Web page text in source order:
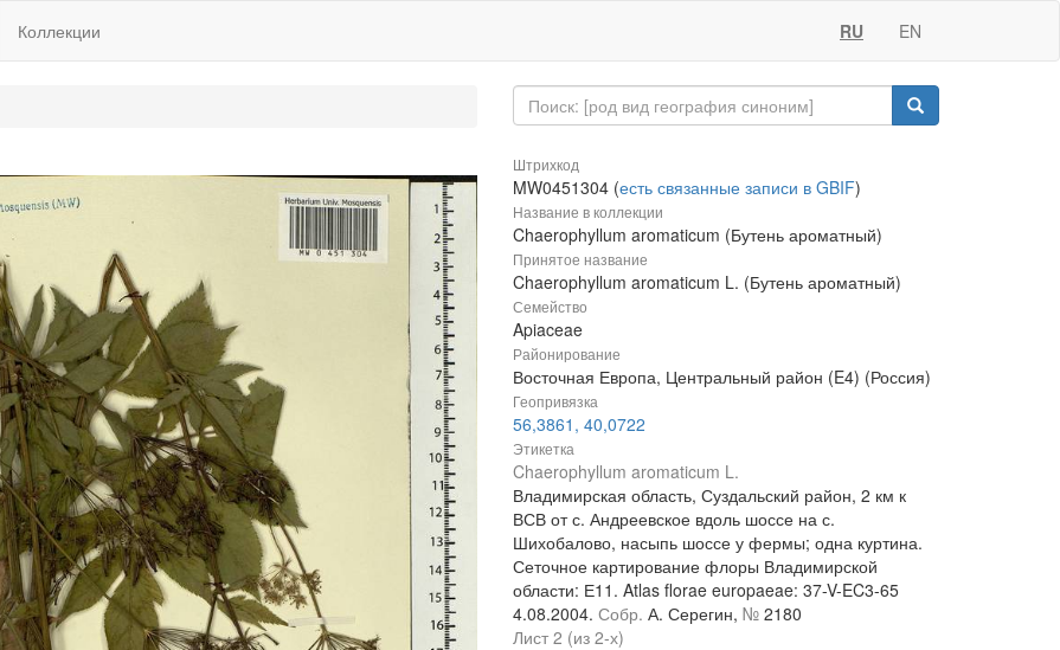
Коллекции RU EN
Штрихкод
MW0451304 (есть связанные записи в GBIF)
Название в коллекции
Chaerophyllum aromaticum (Бутень ароматный)
Принятое название
Chaerophyllum aromaticum L. (Бутень ароматный)
Семейство
Apiaceae
Районирование
Восточная Европа, Центральный район (E4) (Россия)
Геопривязка
56,3861, 40,0722
Этикетка
Chaerophyllum aromaticum L.
Владимирская область, Суздальский район, 2 км к
ВСВ от с. Андреевское вдоль шоссе на с.
Шихобалово, насыпь шоссе у фермы; одна куртина.
Сеточное картирование флоры Владимирской
области: Е11. Atlas florae europaeae: 37-V-EC3-65
4.08.2004. Собр. А. Серегин, № 2180
Лист 2 (из 2-х)